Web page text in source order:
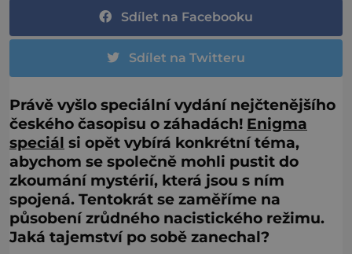
Sdílet na Facebooku
Sdílet na Twitteru
Právě vyšlo speciální vydání nejčtenějšího
českého časopisu o záhadách! Enigma
speciál si opět vybírá konkrétní téma,
abychom se společně mohli pustit do
zkoumání mystérií, která jsou s ním
spojená. Tentokrát se zaměříme na
působení zrůdného nacistického režimu.
Jaká tajemství po sobě zanechal?